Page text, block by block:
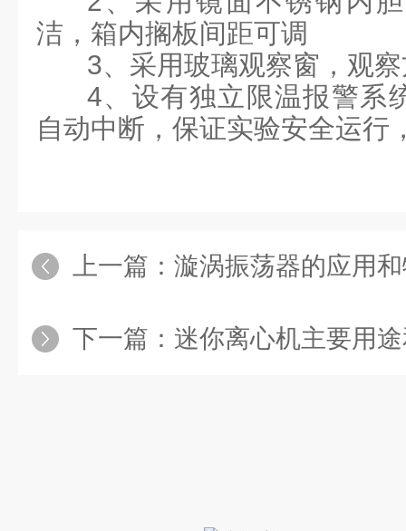
洁，箱内搁板间距可调
3、采用玻璃观察窗，观
4、设有独立限温报警系
自动中断，保证实验安全运行
上一篇： 漩涡振荡器的应用
下一篇： 迷你离心机主要用